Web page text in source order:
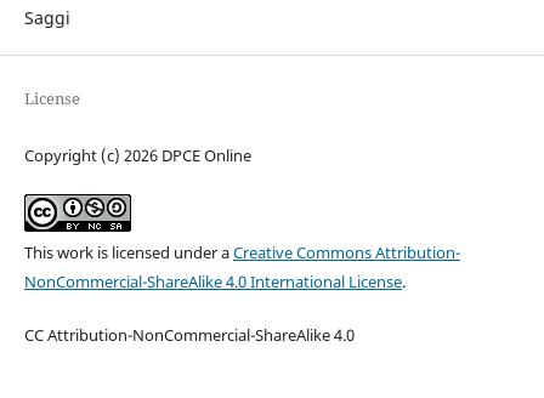
Saggi
License
Copyright (c) 2026 DPCE Online
This work is licensed under aCreative Commons Attribution-
NonCommercial-ShareAlike 4.0 International License.
CC Attribution-NonCommercial-ShareAlike 4.0